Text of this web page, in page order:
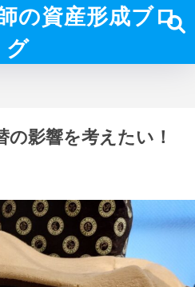
の資産形成ブロ
グ
の影響を考えたい！